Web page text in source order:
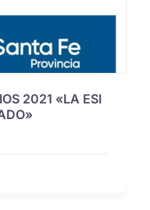
2021 «LA ESI